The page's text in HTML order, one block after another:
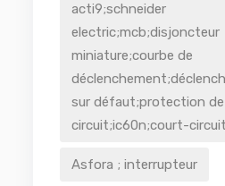
acti9;schneider
electric;mcb;disjoncteur
miniature;courbe de
sur défaut;protection de
circuit;ic60n;court-circuit
Asfora ; interrupteur